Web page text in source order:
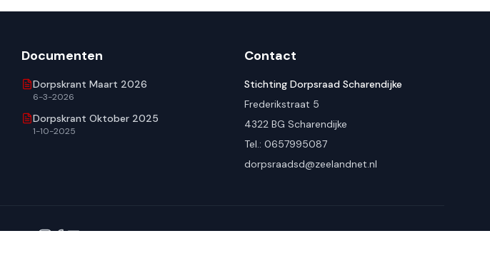
Documenten
Dorpskrant Maart 2026
6-3-2026
Dorpskrant Oktober 2025
1-10-2025
Contact
Stichting Dorpsraad Scharendijke
Frederikstraat 5
4322 BG Scharendijke
Tel.: 0657995087
dorpsraadsd@zeelandnet.nl